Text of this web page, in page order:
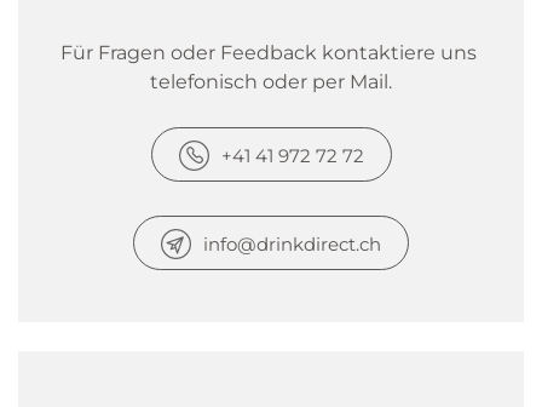
Für Fragen oder Feedback kontaktiere uns
telefonisch oder per Mail.
+41 41 972 72 72
info@drinkdirect.ch